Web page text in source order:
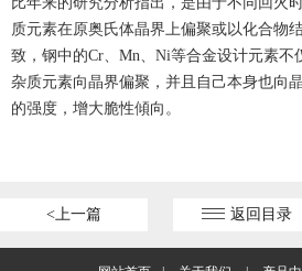
质元素在原奥氏体晶界上偏聚或以化合物
致，钢中的Cr、Mn、Ni等合金设计元素不
杂质元素向晶界偏聚，并且自己本身也向
的强度，增大脆性傾向。
<上一篇 返回目录